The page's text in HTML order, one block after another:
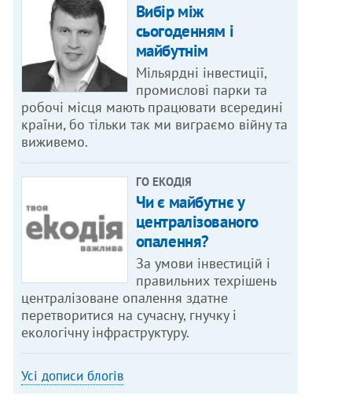
Вибір між
сьогоденням і
майбутнім
Мільярдні інвестиції,
промислові парки та
робочі місця мають працювати всередині
країни, бо тільки так ми виграємо війну та
виживемо.
ГО ЕКОДІЯ
Чи є майбутнє у
централізованого
опалення?
За умови інвестицій і
правильних техрішень
централізоване опалення здатне
перетворитися на сучасну, гнучку і
екологічну інфраструктуру.
Усі дописи блогів